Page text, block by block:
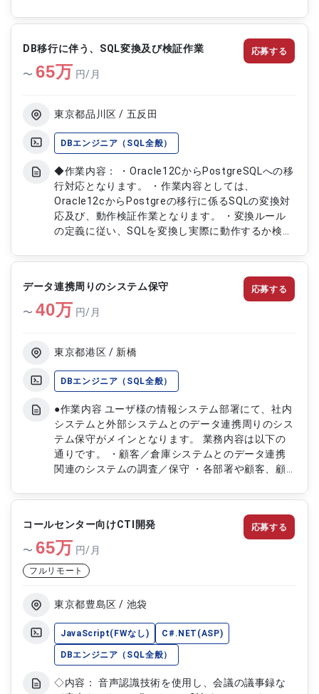
DB移行に伴う、SQL変換及び検証作業
〜 65万 円/月
東京都品川区 / 五反田
DBエンジニア（SQL全般）
◆作業内容： ・Oracle12CからPostgreSQLへの移
行対応となります。 ・作業内容としては、
Oracle12cからPostgreの移行に係るSQLの変換対
応及び、動作検証作業となります。 ・変換ルール
の定義に従い、SQLを変換し実際に動作するか検証
されたWebアプリケーションの動作確認（画面操
応募する
データ連携周りのシステム保守
〜40万 円/月
東京都港区 / 新橋
DBエンジニア（SQL全般）
●作業内容 ユーザ様の情報システム部署にて、社内
システムと外部システムとのデータ連携周りのシス
テム保守がメインとなります。 業務内容は以下の
通りです。 ・顧客／倉庫システムとのデータ連携
関連のシステムの調査／保守 ・各部署や顧客、顧
ステムの問合せ内容の切り分け／調査／対応。 ※基
本的にはアプリ改修等は開発ベンダが行います。
→開発ベンダへの調査／改修依頼等のやり取り。
・ベンダが改修したアプリの受入テスト ・データ
連携ツール（ASTERIA）のフローの作成／保守
応募する
コールセンター向けCTI開発
〜 65万 円/月
フルリモート
東京都豊島区 / 池袋
JavaScript(FWなし) C#.NET(ASP)
DBエンジニア（SQL全般）
◇内容： 音声認識技術を使用し、会議の議事録な
応募する